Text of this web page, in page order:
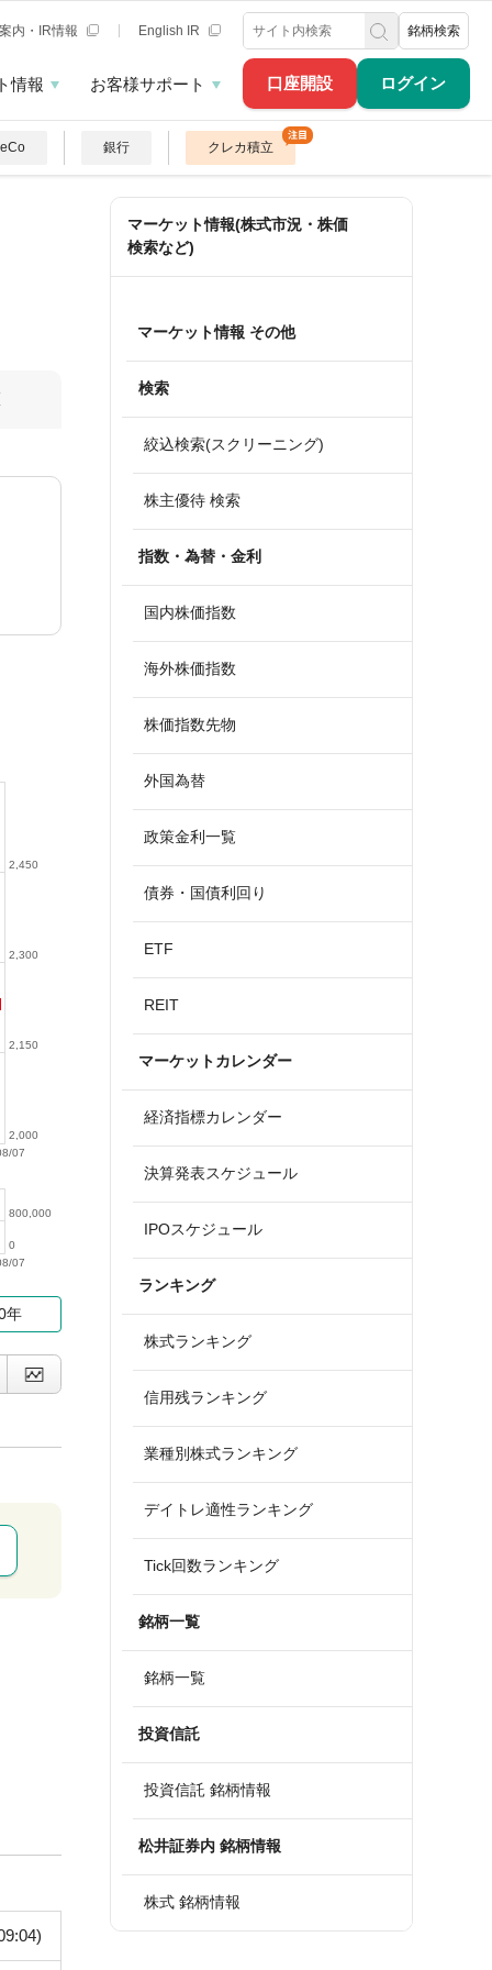
口座開設 ログイン
内・IR情報 English IR 銘柄検索
情報 お客様サポート
銀行 クレカ積立
07
2,000
2,150
2,300
2,450
07
0
800,000
年
マーケット情報(株式市況・株価
検索など)
マーケット情報 その他
検索
絞込検索(スクリーニング)
株主優待 検索
指数・為替・金利
国内株価指数
海外株価指数
株価指数先物
外国為替
政策金利一覧
債券・国債利回り
ETF
REIT
マーケットカレンダー
経済指標カレンダー
決算発表スケジュール
IPOスケジュール
ランキング
株式ランキング
信用残ランキング
業種別株式ランキング
デイトレ適性ランキング
Tick回数ランキング
銘柄一覧
銘柄一覧
投資信託
投資信託 銘柄情報
松井証券内 銘柄情報
株式 銘柄情報